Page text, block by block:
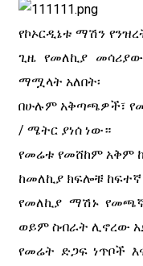
የኮኦርዲኔቱ ማሽን
ጊዜ የመለኪያ
ማሟላት አለበት፡
በሁሉም አቅጣጫዎች፣
/ ሜትር ያነሰ ነው።
የመሬቱ የመሸከም አቅም
ከመለኪያ ክፍሎቹ ከፍተኛ
የመለኪያ ማሽኑ
ወይም ስብራት ሊኖረው
የመሬት ድጋፍ ነጥቦች